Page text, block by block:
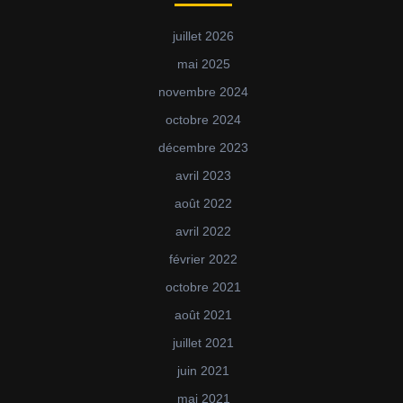
juillet 2026
mai 2025
novembre 2024
octobre 2024
décembre 2023
avril 2023
août 2022
avril 2022
février 2022
octobre 2021
août 2021
juillet 2021
juin 2021
mai 2021